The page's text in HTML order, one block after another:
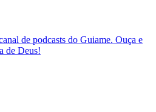
de podcasts do Guiame. Ouça e
de Deus!